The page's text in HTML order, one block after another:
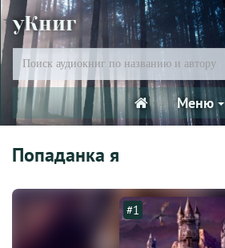
уКниг
Меню
Попаданка я
#1